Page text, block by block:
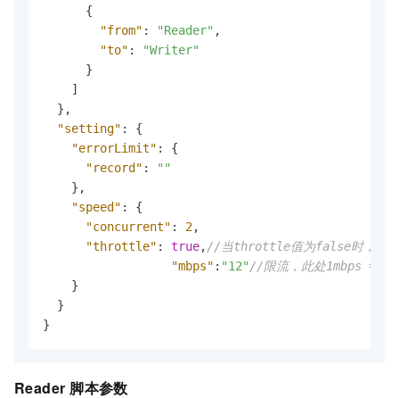
{
"from" : "Reader" ,
"to" :
"Writer"
}
]
} ,
"setting" :
{
"errorLimit" :
{
"record" :
""
} ,
"speed" :
{
"concurrent" : 2,
"throttle" : true, //当throttle值为false时，
"mbps" : "12" //限流，此处1mbps =
}
}
}
Reader 脚本参数